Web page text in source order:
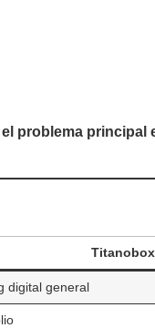
problema principal
Titanobox
digital general